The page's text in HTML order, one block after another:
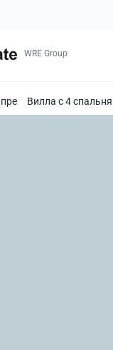
WRE Group
Вилла с 4